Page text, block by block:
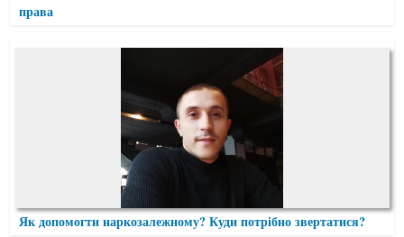
права
Як допомогти наркозалежному? Куди потрібно звертатися?